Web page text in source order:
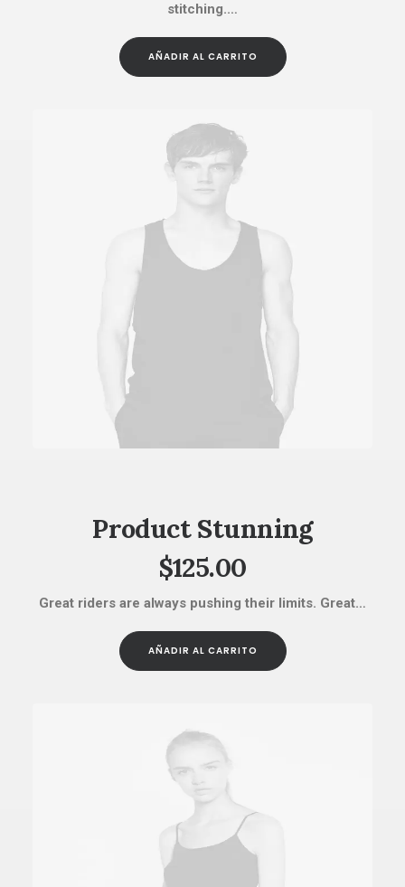
stitching.…
AÑADIR AL CARRITO
Product Stunning
$125.00
Great riders are always pushing their limits. Great…
AÑADIR AL CARRITO